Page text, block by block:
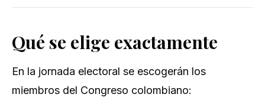
Qué se elige exactamente
En la jornada electoral se escogerán los
miembros del Congreso colombiano: